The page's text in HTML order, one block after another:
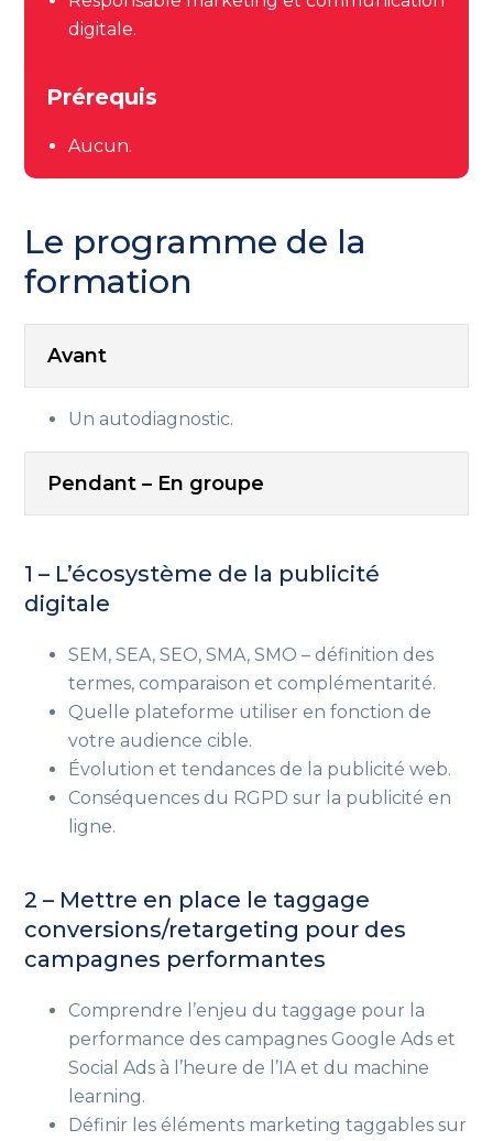
digitale.
Prérequis
Aucun.
Le programme de la
formation
Avant
Un autodiagnostic.
Pendant – En groupe
1 – L’écosystème de la publicité
digitale
SEM, SEA, SEO, SMA, SMO – définition des
termes, comparaison et complémentarité.
Quelle plateforme utiliser en fonction de
votre audience cible.
Évolution et tendances de la publicité web.
Conséquences du RGPD sur la publicité en
ligne.
2 – Mettre en place le taggage
conversions/retargeting pour des
campagnes performantes
Comprendre l’enjeu du taggage pour la
performance des campagnes Google Ads et
Social Ads à l’heure de l’IA et du machine
learning.
Définir les éléments marketing taggables sur